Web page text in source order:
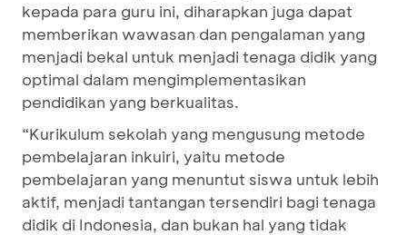
kepada para guru ini, diharapkan juga dapat
memberikan wawasan dan pengalaman yang
menjadi bekal untuk menjadi tenaga didik yang
optimal dalam mengimplementasikan
pendidikan yang berkualitas.
“Kurikulum sekolah yang mengusung metode
pembelajaran inkuiri, yaitu metode
pembelajaran yang menuntut siswa untuk lebih
aktif, menjadi tantangan tersendiri bagi tenaga
didik di Indonesia, dan bukan hal yang tidak